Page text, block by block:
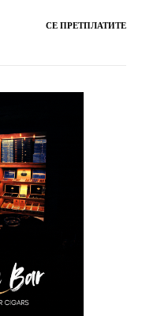
СЕ ПРЕТПЛАТИТЕ